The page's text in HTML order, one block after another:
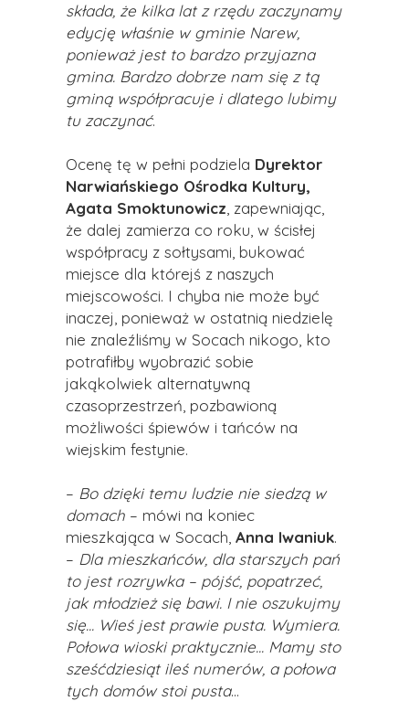
składa, że kilka lat z rzędu zaczynamy
edycję właśnie w gminie Narew,
ponieważ jest to bardzo przyjazna
gmina. Bardzo dobrze nam się z tą
gminą współpracuje i dlatego lubimy
tu zaczynać.
Ocenę tę w pełni podziela Dyrektor
Narwiańskiego Ośrodka Kultury,
Agata Smoktunowicz , zapewniając,
że dalej zamierza co roku, w ścisłej
współpracy z sołtysami, bukować
miejsce dla którejś z naszych
miejscowości. I chyba nie może być
inaczej, ponieważ w ostatnią niedzielę
nie znaleźliśmy w Socach nikogo, kto
potrafiłby wyobrazić sobie
jakąkolwiek alternatywną
czasoprzestrzeń, pozbawioną
możliwości śpiewów i tańców na
wiejskim festynie.
– Bo dzięki temu ludzie nie siedzą w
domach – mówi na koniec
mieszkająca w Socach, Anna Iwaniuk.
– Dla mieszkańców, dla starszych pań
to jest rozrywka – pójść, popatrzeć,
jak młodzież się bawi. I nie oszukujmy
się... Wieś jest prawie pusta. Wymiera.
Połowa wioski praktycznie... Mamy sto
sześćdziesiąt ileś numerów, a połowa
tych domów stoi pusta...